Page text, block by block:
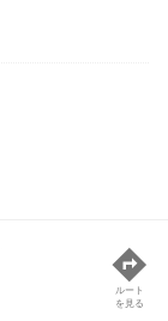
ルート
を見る